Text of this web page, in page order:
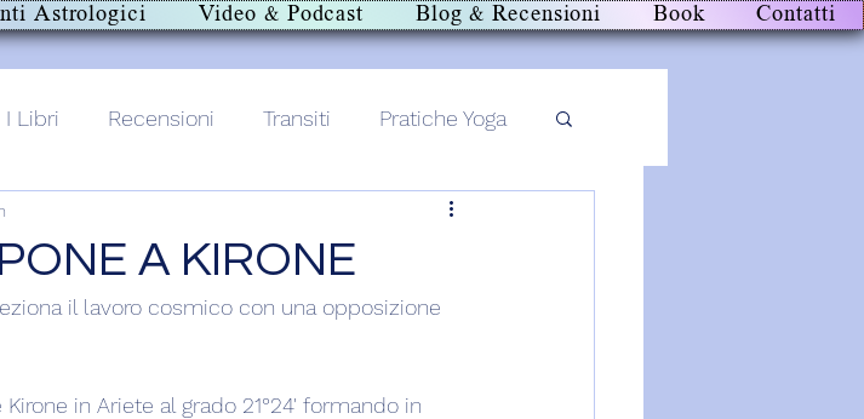
Astrologici Video & Podcast Blog & Recensioni Book Contatti
I Libri Recensioni Transiti Pratiche Yoga
A KIRONE
il lavoro cosmico con una opposizione
in Ariete al grado 21°24' formando in